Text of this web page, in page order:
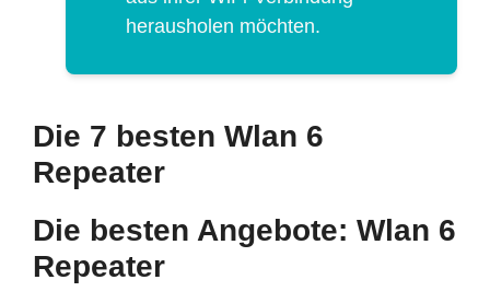
herausholen möchten.
Die 7 besten Wlan 6
Repeater
Die besten Angebote: Wlan 6
Repeater